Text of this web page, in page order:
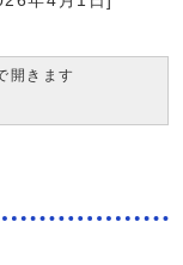
開きます